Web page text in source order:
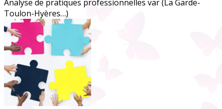
Analyse de pratiques professionnelles var (La Garde-
Toulon-Hyères…)